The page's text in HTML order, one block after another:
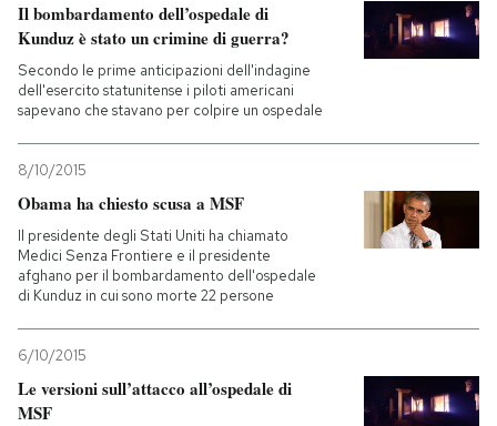
Sport
Mondiali calcio 2026
PODCAST
I MIEI PREFERITI
SHOP
CALENDARIO
Il bombardamento dell’ospedale di
Kunduz è stato un crimine di guerra?
Secondo le prime anticipazioni dell'indagine
dell'esercito statunitense i piloti americani
sapevano che stavano per colpire un ospedale
8/10/2015
Obama ha chiesto scusa a MSF
Il presidente degli Stati Uniti ha chiamato
Medici Senza Frontiere e il presidente
afghano per il bombardamento dell'ospedale
di Kunduz in cui sono morte 22 persone
6/10/2015
Le versioni sull’attacco all’ospedale di
MSF